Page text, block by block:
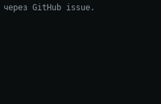
через GitHub issue.